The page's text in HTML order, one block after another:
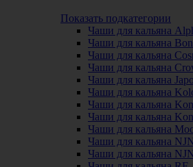
Показать подкатегории
Чаши для кальяна
Чаши для кальяна
Чаши для кальяна
Чаши для кальяна
Чаши для кальяна
Чаши для кальяна
Чаши для кальяна
Чаши для кальяна
Чаши для кальяна
Чаши для кальяна
Чаши для кальяна